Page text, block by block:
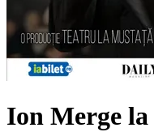
Ion Merge